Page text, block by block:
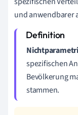
und anwendbarer
spezifischen
Bevölkerung
stammen.